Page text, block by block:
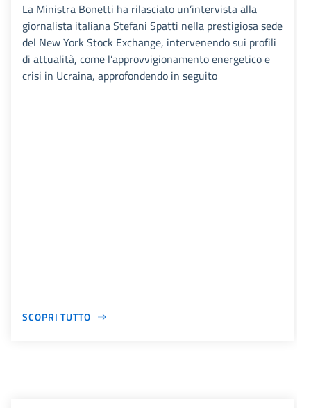
La Ministra Bonetti ha rilasciato un’intervista alla
giornalista italiana Stefani Spatti nella prestigiosa sede
del New York Stock Exchange, intervenendo sui profili
di attualità, come l’approvvigionamento energetico e
crisi in Ucraina, approfondendo in seguito
SCOPRI TUTTO